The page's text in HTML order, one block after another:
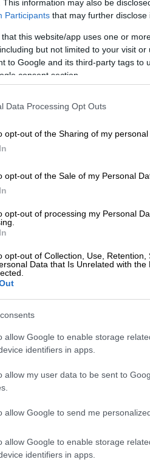
This information may also be
Participants that may further disclose
that this website/app uses one or
but not limited to your visit
to Google and its third-party tags to
consent section.
Data Processing Opt Outs
opt-out of the Sharing of my personal
opt-out of the Sale of my Personal
opt-out of processing my Personal
opt-out of Collection, Use, Retention,
Data that Is Unrelated with the
allow Google to enable storage
identifiers in apps.
allow my user data to be sent to
allow Google to send me
allow Google to enable storage
identifiers in apps.
και Καποδιστριακού
Hellas, του
ο Ευρωπαϊκός
(ESA) με την
θα κατασκευαστεί στην
νανοδορυφόρους
δια-δορυφορική
νέες τεχνολογίες
IoT/5G, δια-
σε τροχιά με
εικόνων
πρότυπα CCSDS,
και τον έλεγχο της
συντάχθηκε